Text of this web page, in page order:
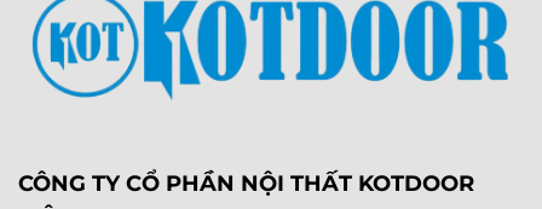
CÔNG TY CỔ PHẦN NỘI THẤT KOTDOOR